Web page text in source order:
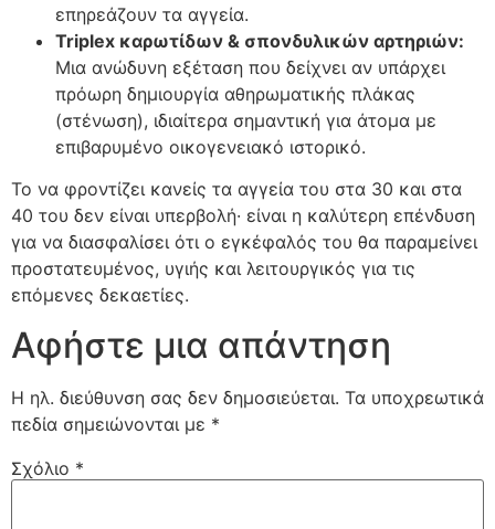
επηρεάζουν τα αγγεία.
Triplex καρωτίδων & σπονδυλικών αρτηριών:
Μια ανώδυνη εξέταση που δείχνει αν υπάρχει
πρόωρη δημιουργία αθηρωματικής πλάκας
(στένωση), ιδιαίτερα σημαντική για άτομα με
επιβαρυμένο οικογενειακό ιστορικό.
Το να φροντίζει κανείς τα αγγεία του στα 30 και στα
40 του δεν είναι υπερβολή· είναι η καλύτερη επένδυση
για να διασφαλίσει ότι ο εγκέφαλός του θα παραμείνει
προστατευμένος, υγιής και λειτουργικός για τις
επόμενες δεκαετίες.
Αφήστε μια απάντηση
Η ηλ. διεύθυνση σας δεν δημοσιεύεται. Τα υποχρεωτικά
πεδία σημειώνονται με *
Σχόλιο *